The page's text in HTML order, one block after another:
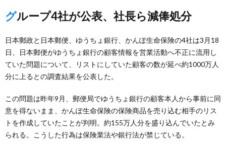
グループ4社が公表、社長ら減俸処分
日本郵政と日本郵便、ゆうちょ銀行、かんぽ生命保険の4社は3月18
日、日本郵便がゆうちょ銀行の顧客情報を営業活動へ不正に流用し
ていた問題について、リストにしていた顧客の数が延べ約1000万人
分に上るとの調査結果を公表した。
この問題は昨年9月、郵便局でゆうちょ銀行の顧客本人から事前に同
意を得ないまま、かんぽ生命保険の保険商品を売り込む相手のリス
トを作成していたことが判明。約155万人分を盛り込んでいたとみ
られる。こうした行為は保険業法や銀行法が禁じている。